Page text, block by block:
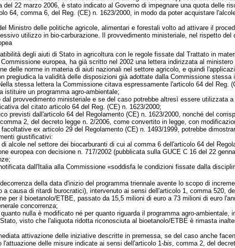
22 marzo 2006, è stato indicato al Governo di impegnare una quota delle
64, comma 6, del Reg. (CE) n. 1623/2000, in modo da poter acquistare
Ministro delle politiche agricole, alimentari e forestali volto ad attivare il
utilizzo in bio-carburazione. Il provvedimento ministeriale, nel rispetto del
degli aiuti di Stato in agricoltura con le regole fissate dal Trattato in
europea, ha già scritto nel 2002 una lettera indirizzata al
delle norme in materia di aiuti nazionali nel settore agricolo, e quindi
pregiudica la validità delle disposizioni già adottate dalla Commissione
stessa lettera la Commissione citava espressamente l'articolo 64 del Reg.
un programma agro-ambientale;
provvedimento ministeriale e se del caso potrebbe altresì essere utilizzata
del citato articolo 64 del Reg. (CE) n. 1623/2000;
previsti dall'articolo 64 del Regolamento (CE) n. 1623/2000, nonché del
2, del decreto legge n. 2/2006, come convertito in legge, con
ex articolo 29 del Regolamento (CE) n. 1493/1999, potrebbe
giustificativi:
alcole nel settore dei biocarburanti di cui al comma 6 dell'articolo 64 del
europea con decisione n. 717/2002 (pubblicata sulla GUCE C 16 del 22
dall'Italia alla Commissione «soddisfa le condizioni fissate dalla
della data d'inizio del programma triennale avente lo scopo di
causa di ritardi burocratici), intervenuto ai sensi dell'articolo 1, comma 520,
per il bioetanolo/ETBE, passato da 15,5 milioni di euro a 73 milioni di euro
concorrenza;
nulla è modificato né per quanto riguarda il programma agro-ambientale,
visto che l'aliquota ridotta riconosciuta al bioetanolo/ETBE è rimasta
attivazione delle iniziative descritte in premessa, se del caso anche
delle misure indicate ai sensi dell'articolo 1-bis, comma 2, del